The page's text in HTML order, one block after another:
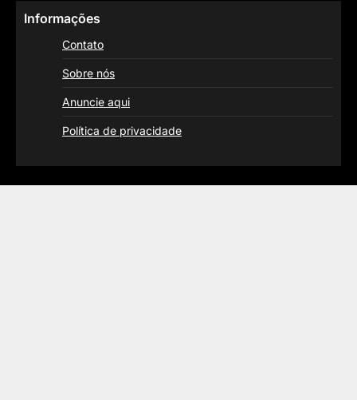
Informações
Contato
Sobre nós
Anuncie aqui
Política de privacidade